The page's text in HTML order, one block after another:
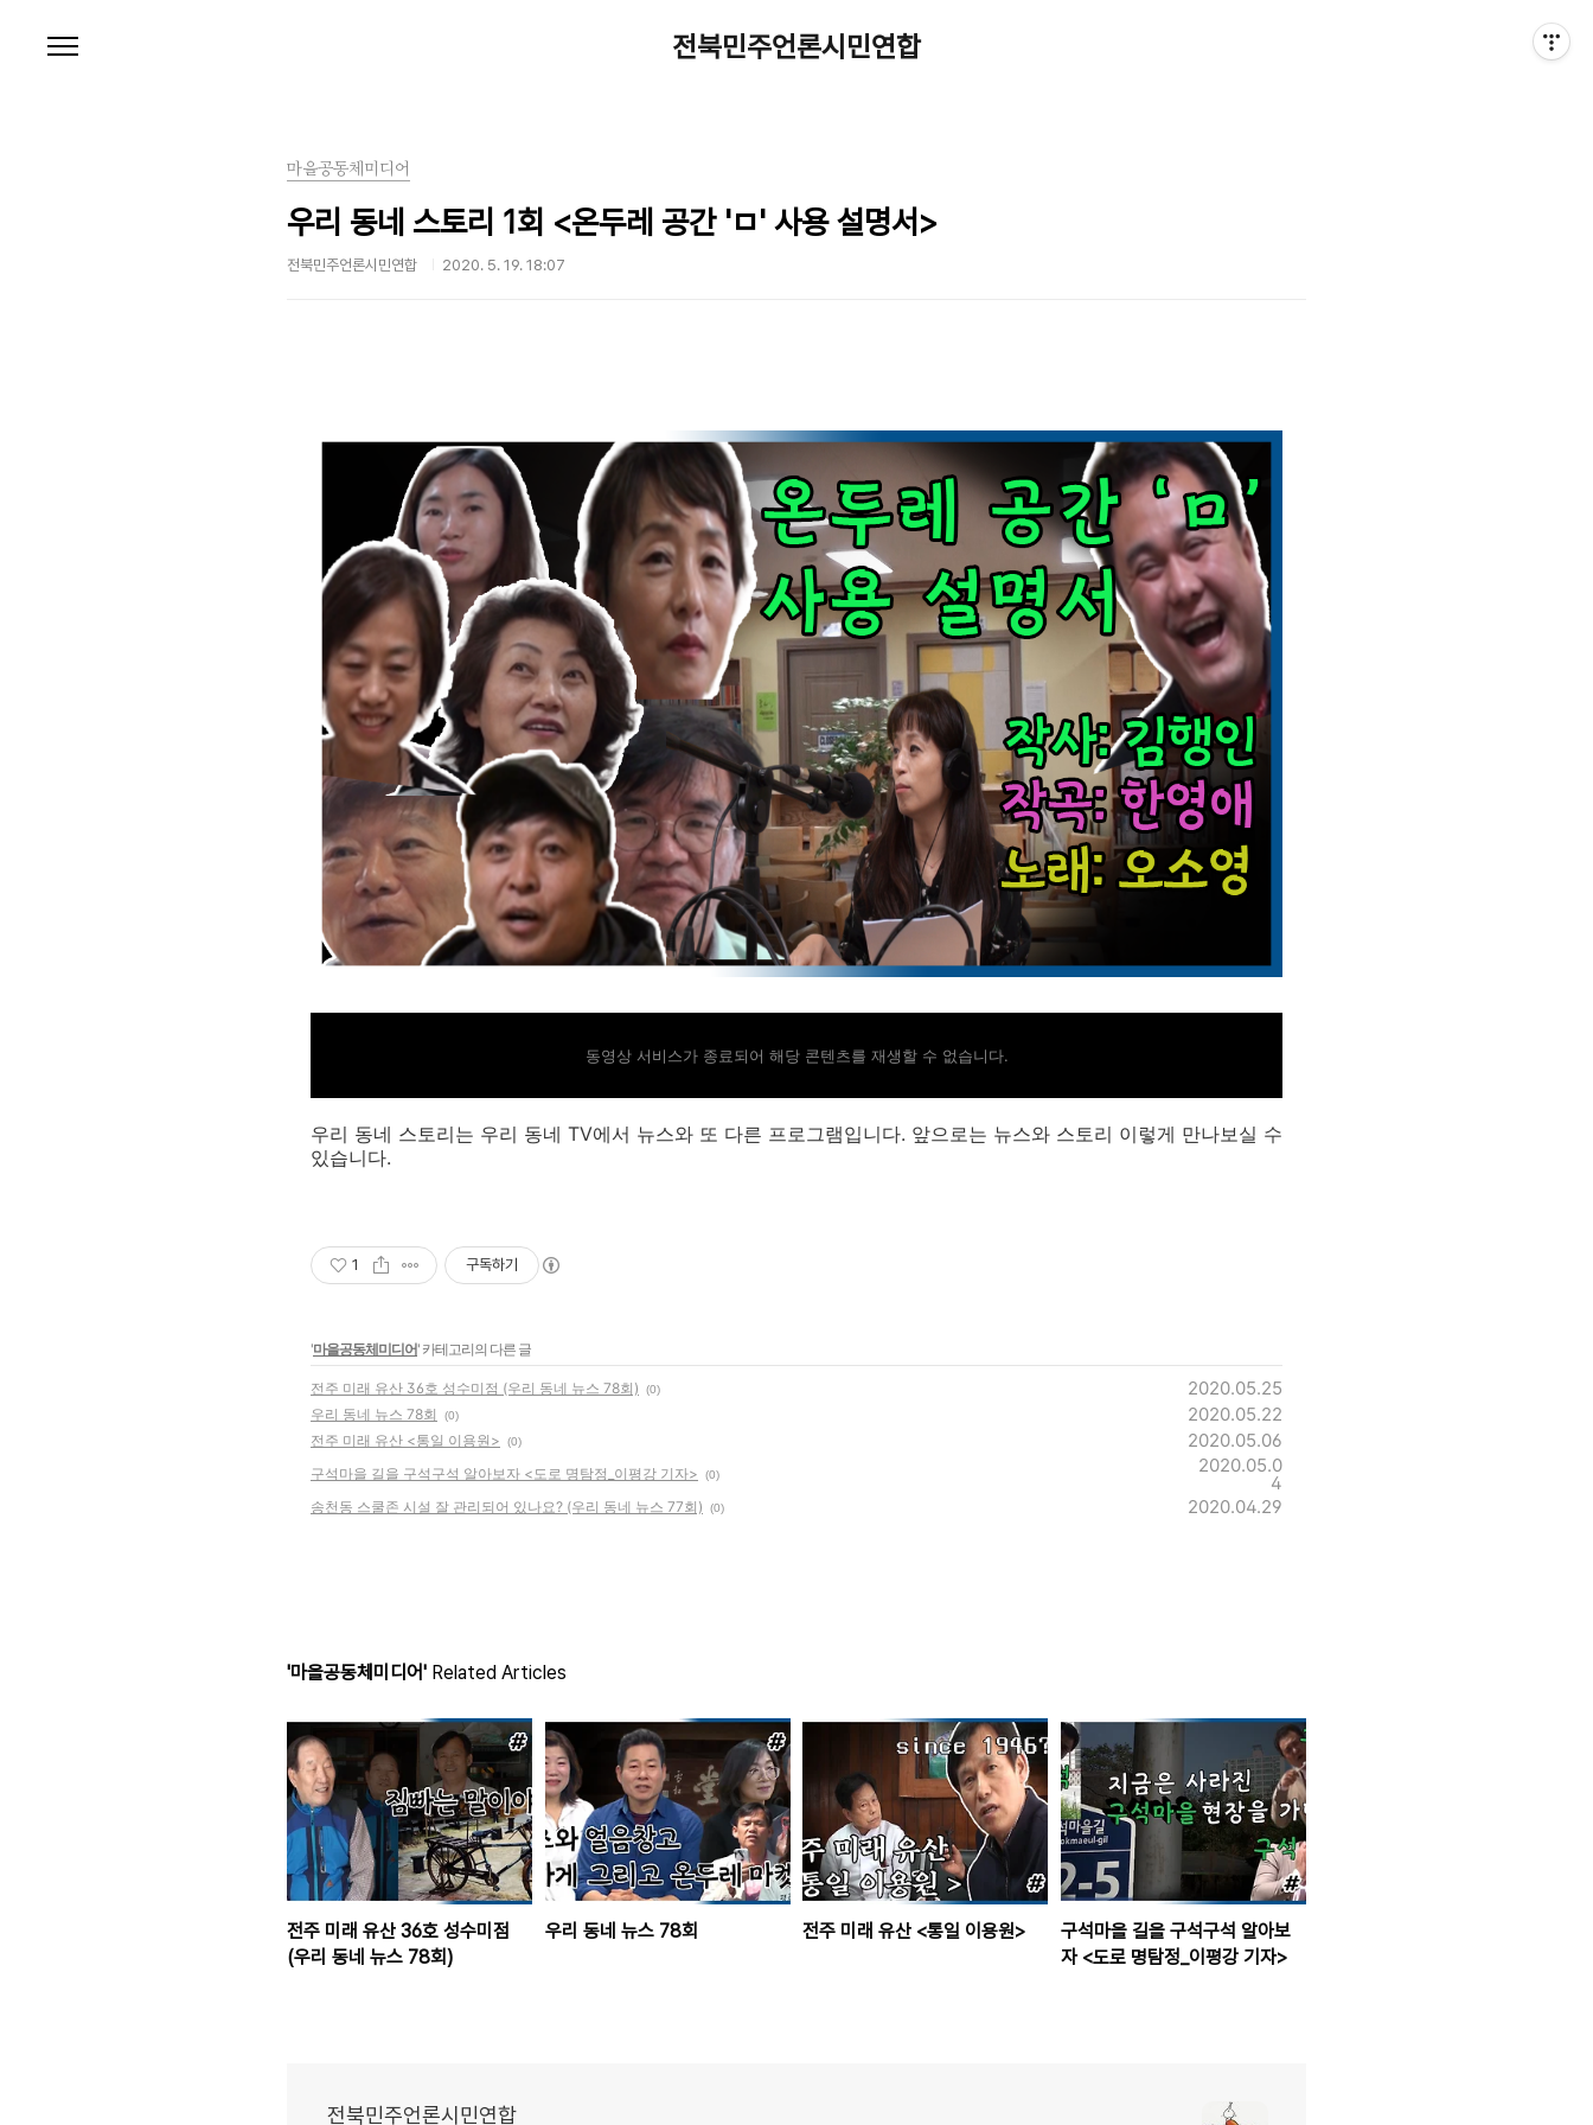
전북민주언론시민연합
마을공동체미디어
우리 동네 스토리 1회 <온두레 공간 'ㅁ' 사용 설명서>
전북민주언론시민연합 2020. 5. 19. 18:07
동영상 서비스가 종료되어 해당 콘텐츠를 재생할 수 없습니다.
우리 동네 스토리는 우리 동네 TV에서 뉴스와 또 다른 프로그램입니다. 앞으로는 뉴스와 스토리 이렇게 만나보실 수
있습니다.
1 구독하기
'마을공동체미디어' 카테고리의 다른 글
전주 미래 유산 36호 성수미점 (우리 동네 뉴스 78회) (0) 2020.05.25
우리 동네 뉴스 78회 (0) 2020.05.22
전주 미래 유산 <통일 이용원> (0) 2020.05.06
구석마을 길을 구석구석 알아보자 <도로 명탐정_이평강 기자> (0) 2020.05.0
4
송천동 스쿨존 시설 잘 관리되어 있나요? (우리 동네 뉴스 77회) (0) 2020.04.29
'마을공동체미디어' Related Articles
전주 미래 유산 36호 성수미점
(우리 동네 뉴스 78회)
우리 동네 뉴스 78회 전주 미래 유산 <통일 이용원>
구석마을 길을 구석구석 알아보
자 <도로 명탐정_이평강 기자>
전북민주언론시민연합